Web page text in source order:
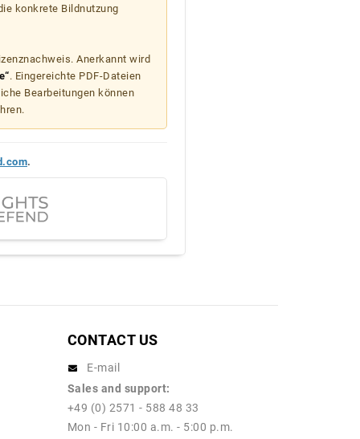
konkrete Bildnutzung
Anerkannt wird
. Eingereichte PDF-Dateien
Bearbeitungen können
.
CONTACT US
E-mail
Sales and support:
+49 (0) 2571 - 588 48 33
Mon - Fri 10:00 a.m. - 5:00 p.m.